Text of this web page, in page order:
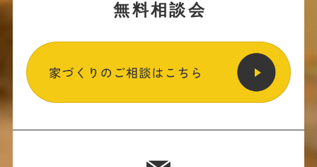
無料相談会